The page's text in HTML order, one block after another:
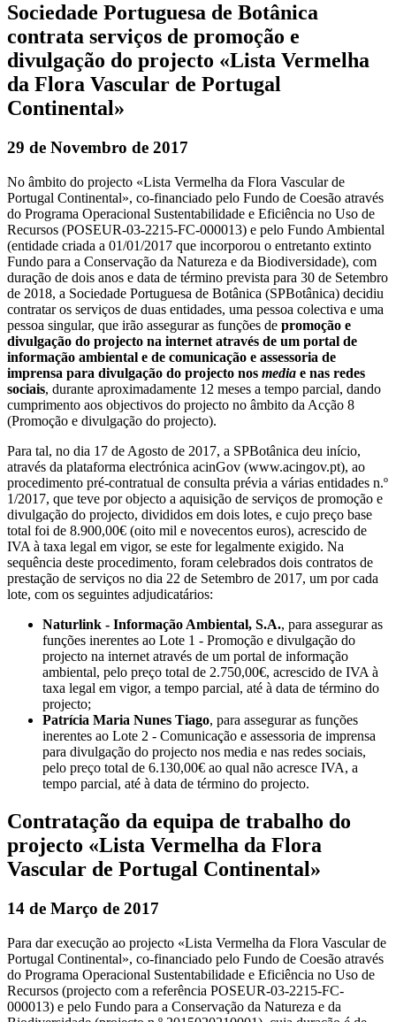
Sociedade Portuguesa de Botânica
contrata serviços de promoção e
divulgação do projecto «Lista Vermelha
da Flora Vascular de Portugal
Continental»
29 de Novembro de 2017
No âmbito do projecto «Lista Vermelha da Flora Vascular de
Portugal Continental», co-financiado pelo Fundo de Coesão através
do Programa Operacional Sustentabilidade e Eficiência no Uso de
Recursos (POSEUR-03-2215-FC-000013) e pelo Fundo Ambiental
(entidade criada a 01/01/2017 que incorporou o entretanto extinto
Fundo para a Conservação da Natureza e da Biodiversidade), com
duração de dois anos e data de término prevista para 30 de Setembro
de 2018, a Sociedade Portuguesa de Botânica (SPBotânica) decidiu
contratar os serviços de duas entidades, uma pessoa colectiva e uma
pessoa singular, que irão assegurar as funções de promoção e
divulgação do projecto na internet através de um portal de
informação ambiental e de comunicação e assessoria de
imprensa para divulgação do projecto nos media e nas redes
sociais, durante aproximadamente 12 meses a tempo parcial, dando
cumprimento aos objectivos do projecto no âmbito da Acção 8
(Promoção e divulgação do projecto).
Para tal, no dia 17 de Agosto de 2017, a SPBotânica deu início,
através da plataforma electrónica acinGov (www.acingov.pt), ao
procedimento pré-contratual de consulta prévia a várias entidades n.º
1/2017, que teve por objecto a aquisição de serviços de promoção e
divulgação do projecto, divididos em dois lotes, e cujo preço base
total foi de 8.900,00€ (oito mil e novecentos euros), acrescido de
IVA à taxa legal em vigor, se este for legalmente exigido. Na
sequência deste procedimento, foram celebrados dois contratos de
prestação de serviços no dia 22 de Setembro de 2017, um por cada
lote, com os seguintes adjudicatários:
Naturlink - Informação Ambiental, S.A., para assegurar as
funções inerentes ao Lote 1 - Promoção e divulgação do
projecto na internet através de um portal de informação
ambiental, pelo preço total de 2.750,00€, acrescido de IVA à
taxa legal em vigor, a tempo parcial, até à data de término do
projecto;
Patrícia Maria Nunes Tiago, para assegurar as funções
inerentes ao Lote 2 - Comunicação e assessoria de imprensa
para divulgação do projecto nos media e nas redes sociais,
pelo preço total de 6.130,00€ ao qual não acresce IVA, a
tempo parcial, até à data de término do projecto.
Contratação da equipa de trabalho do
projecto «Lista Vermelha da Flora
Vascular de Portugal Continental»
14 de Março de 2017
Para dar execução ao projecto «Lista Vermelha da Flora Vascular de
Portugal Continental», co-financiado pelo Fundo de Coesão através
do Programa Operacional Sustentabilidade e Eficiência no Uso de
Recursos (projecto com a referência POSEUR-03-2215-FC-
000013) e pelo Fundo para a Conservação da Natureza e da